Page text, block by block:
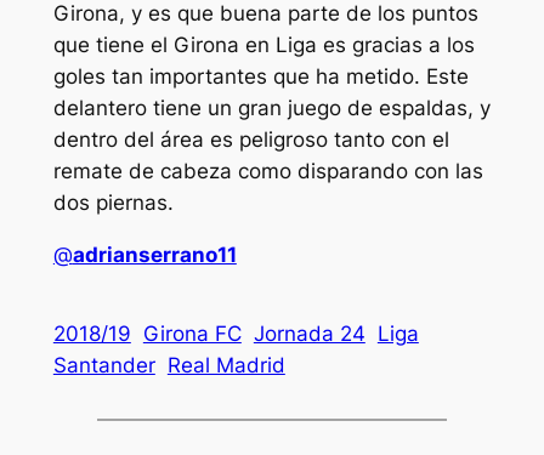
Girona, y es que buena parte de los puntos
que tiene el Girona en Liga es gracias a los
goles tan importantes que ha metido. Este
delantero tiene un gran juego de espaldas, y
dentro del área es peligroso tanto con el
remate de cabeza como disparando con las
dos piernas.
@adrianserrano11
2018/19 Girona FC Jornada 24 Liga
Santander Real Madrid